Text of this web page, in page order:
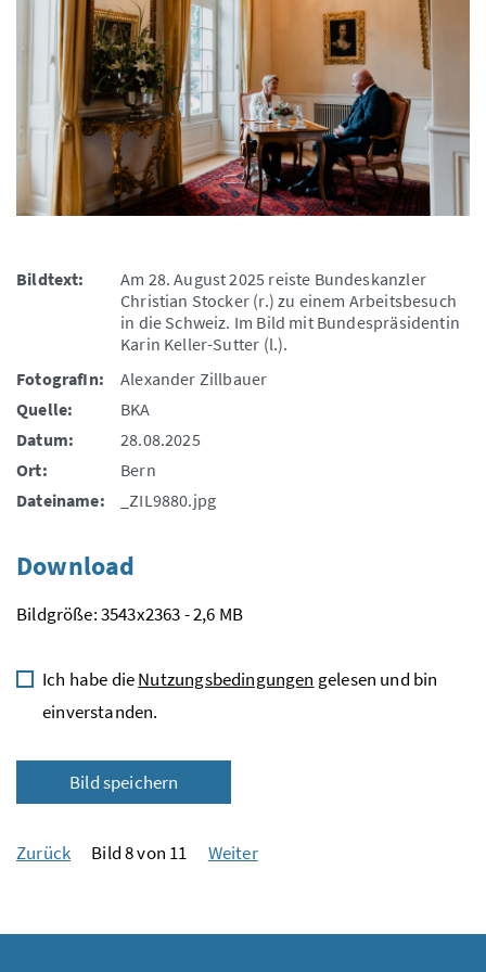
Bildtext:
Am 28. August 2025 reiste Bundeskanzler
Christian Stocker (r.) zu einem Arbeitsbesuch
in die Schweiz. Im Bild mit Bundespräsidentin
Karin Keller-Sutter (l.).
FotografIn:
Alexander Zillbauer
Quelle:
BKA
Datum:
28.08.2025
Ort:
Bern
Dateiname:
_ZIL9880.jpg
Download
Bildgröße: 3543x2363 - 2,6 MB
Ich habe dieNutzungsbedingungen gelesen und bin
einverstanden.
Bild speichern
Zurück Bild 8 von 11 Weiter